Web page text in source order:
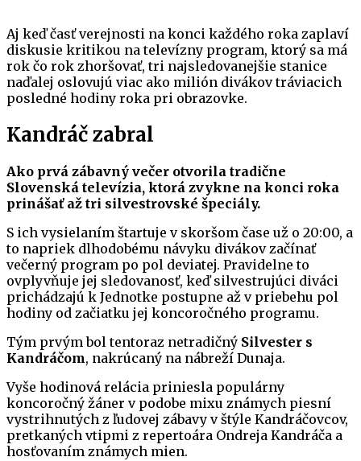
Aj keď časť verejnosti na konci každého roka zaplaví
diskusie kritikou na televízny program, ktorý sa má
rok čo rok zhoršovať, tri najsledovanejšie stanice
naďalej oslovujú viac ako milión divákov tráviacich
posledné hodiny roka pri obrazovke.
Kandráč zabral
Ako prvá zábavný večer otvorila tradične
Slovenská televízia, ktorá zvykne na konci roka
prinášať až tri silvestrovské špeciály.
S ich vysielaním štartuje v skoršom čase už o 20:00, a
to napriek dlhodobému návyku divákov začínať
večerný program po pol deviatej. Pravidelne to
ovplyvňuje jej sledovanosť, keď silvestrujúci diváci
prichádzajú k Jednotke postupne až v priebehu pol
hodiny od začiatku jej koncoročného programu.
Tým prvým bol tentoraz netradičný Silvester s
Kandráčom, nakrúcaný na nábreží Dunaja.
Vyše hodinová relácia priniesla populárny
koncoročný žáner v podobe mixu známych piesní
vystrihnutých z ľudovej zábavy v štýle Kandráčovcov,
pretkaných vtipmi z repertoára Ondreja Kandráča a
hosťovaním známych mien.